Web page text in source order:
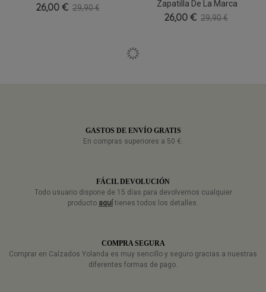
Azul
26,00 € 29,90 €
Zapatilla De La Marca
Plumaflex En Color Azul
26,00 € 29,90 €
GASTOS DE ENVÍO GRATIS
En compras superiores a 50 €.
FÁCIL DEVOLUCIÓN
Todo usuario dispone de 15 días para devolvernos cualquier
producto aquí tienes todos los detalles.
COMPRA SEGURA
Comprar en Calzados Yolanda es muy sencillo y seguro gracias a nuestras
diferentes formas de pago.